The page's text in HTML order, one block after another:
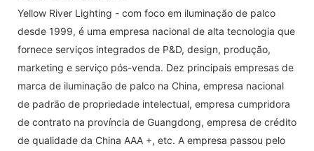
Yellow River Lighting - com foco em iluminação de palco
desde 1999, é uma empresa nacional de alta tecnologia que
fornece serviços integrados de P&D, design, produção,
marketing e serviço pós-venda. Dez principais empresas de
marca de iluminação de palco na China, empresa nacional
de padrão de propriedade intelectual, empresa cumpridora
de contrato na província de Guangdong, empresa de crédito
de qualidade da China AAA +, etc. A empresa passou pelo